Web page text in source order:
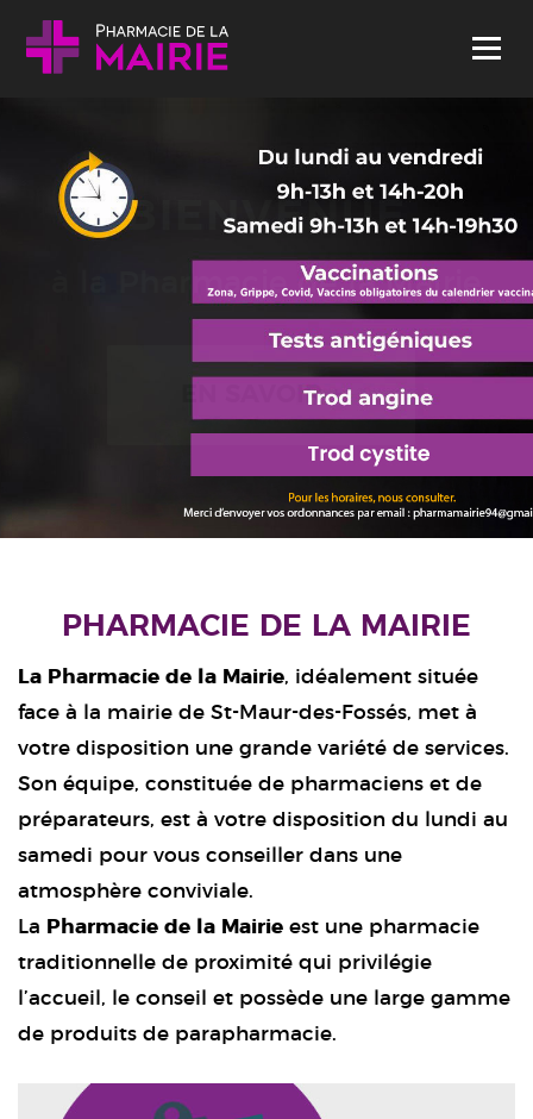
Skip to content
Menu
BIENVENUE
à la Pharmacie de la Mairie
EN SAVOIR +
PHARMACIE DE LA MAIRIE
La Pharmacie de la Mairie, idéalement située
face à la mairie de St-Maur-des-Fossés, met à
votre disposition une grande variété de services.
Son équipe, constituée de pharmaciens et de
préparateurs, est à votre disposition du lundi au
samedi pour vous conseiller dans une
atmosphère conviviale.
La
Pharmacie de la Mairie est une pharmacie
traditionnelle de proximité qui privilégie
l’accueil, le conseil et possède une large gamme
de produits de parapharmacie.